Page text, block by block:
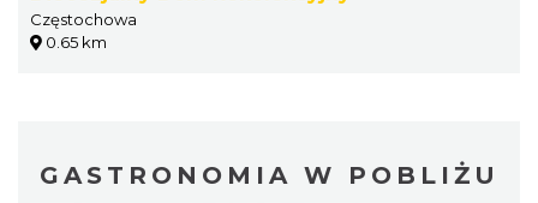
Częstochowa
0.65 km
GASTRONOMIA W POBLIŻU